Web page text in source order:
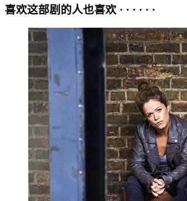
喜欢这部剧的人也喜欢 · · · · · ·